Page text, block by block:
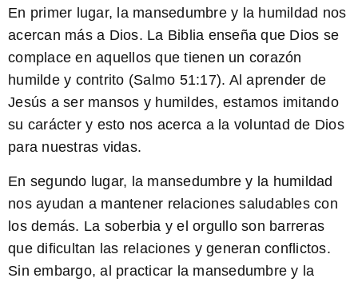
En primer lugar, la mansedumbre y la humildad nos
acercan más a Dios. La Biblia enseña que Dios se
complace en aquellos que tienen un corazón
humilde y contrito (Salmo 51:17). Al aprender de
Jesús a ser mansos y humildes, estamos imitando
su carácter y esto nos acerca a la voluntad de Dios
para nuestras vidas.
En segundo lugar, la mansedumbre y la humildad
nos ayudan a mantener relaciones saludables con
los demás. La soberbia y el orgullo son barreras
que dificultan las relaciones y generan conflictos.
Sin embargo, al practicar la mansedumbre y la